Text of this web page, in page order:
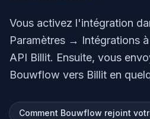
Vous activez l'intégration
Paramètres → Intégrations
API Billit. Ensuite, vous
Bouwflow vers Billit en
Comment Bouwflow rejoint